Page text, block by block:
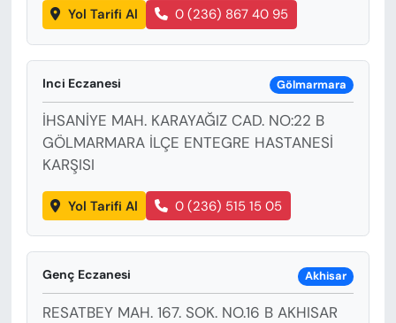
Yol Tarifi Al 0 (236) 867 40 95
Inci Eczanesi Gölmarmara
İHSANİYE MAH. KARAYAĞIZ CAD. NO:22 B
GÖLMARMARA İLÇE ENTEGRE HASTANESİ
KARŞISI
Yol Tarifi Al 0 (236) 515 15 05
Genç Eczanesi Akhisar
RESATBEY MAH. 167. SOK. NO.16 B AKHISAR